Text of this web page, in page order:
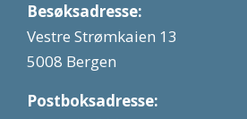
Besøksadresse:
Vestre Strømkaien 13
5008 Bergen
Postboksadresse: